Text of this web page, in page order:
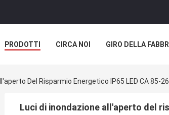
PRODOTTI CIRCA NOI GIRO DELLA
Del Risparmio Energetico IP65 LED CA 85-
Luci di inondazione all'aperto del